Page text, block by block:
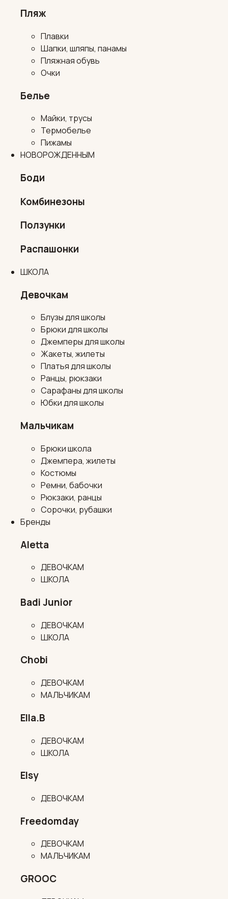
Пляж
Плавки
Шапки, шляпы, панамы
Пляжная обувь
Очки
Белье
Майки, трусы
Термобелье
Пижамы
НОВОРОЖДЕННЫМ
Боди
Комбинезоны
Ползунки
Распашонки
ШКОЛА
Девочкам
Блузы для школы
Брюки для школы
Джемперы для школы
Жакеты, жилеты
Платья для школы
Ранцы, рюкзаки
Сарафаны для школы
Юбки для школы
Мальчикам
Брюки школа
Джемпера, жилеты
Костюмы
Ремни, бабочки
Рюкзаки, ранцы
Сорочки, рубашки
Бренды
Aletta
ДЕВОЧКАМ
ШКОЛА
Badi Junior
ДЕВОЧКАМ
ШКОЛА
Chobi
ДЕВОЧКАМ
МАЛЬЧИКАМ
Ella.B
ДЕВОЧКАМ
ШКОЛА
Elsy
ДЕВОЧКАМ
Freedomday
ДЕВОЧКАМ
МАЛЬЧИКАМ
GROOC